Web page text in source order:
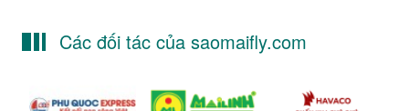
Các đối tác của saomaifly.com